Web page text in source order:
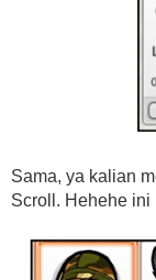
Sama, ya kalian
Scroll. Hehehe ini